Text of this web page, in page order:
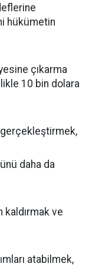
hükümetin
çıkarma
10 bin dolara
daha da
kaldırmak ve
atabilmek,